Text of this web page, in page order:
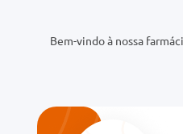
Bem-vindo à nossa